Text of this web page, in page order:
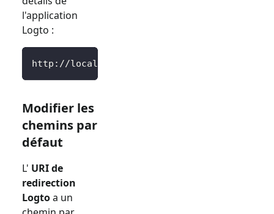
l'application
Logto :
http://localhost:3000/SignedOutCallback
Modifier les
chemins par
défaut
L' URI de
redirection
Logtoa un